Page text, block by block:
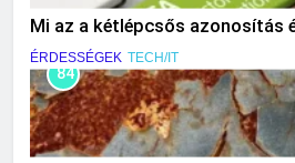
Mi az a kétlépcsős azonosítás
ÉRDESSÉGEK TECH/IT
84